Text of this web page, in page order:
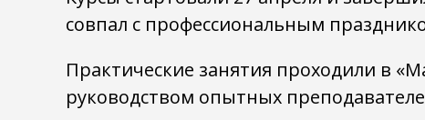
совпал с профессиональным
Практические занятия проходили в
руководством опытных